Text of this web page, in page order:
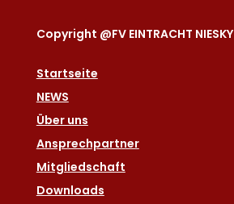
Copyright @FV EINTRACHT NIESKY
Startseite
NEWS
Über uns
Ansprechpartner
Mitgliedschaft
Downloads